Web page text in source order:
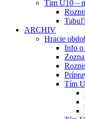
Tím U10 –
ARCHIV
Hracie
Info o
Tím